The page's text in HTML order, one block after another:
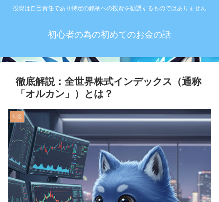
投資は自己責任であり特定の銘柄への投資を勧誘するものではありません
初心者の為の初めてのお金の話
徹底解説：全世界株式インデックス（通称
「オルカン」）とは？
年金